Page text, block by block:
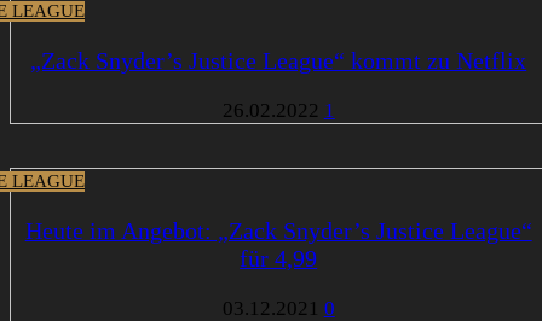
LEAGUE
„Zack Snyder’s Justice League“ kommt zu Netflix
26.02.2022 1
LEAGUE
Heute im Angebot: „Zack Snyder’s Justice League“
für 4,99
03.12.2021 0